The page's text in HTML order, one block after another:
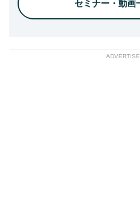
セミナー・動画